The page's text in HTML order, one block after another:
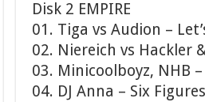
Disk 2 EMPIRE
01. Tiga vs Audion –
02. Niereich vs Hackler
03. Minicoolboyz, NHB
04. DJ Anna – Six Figures